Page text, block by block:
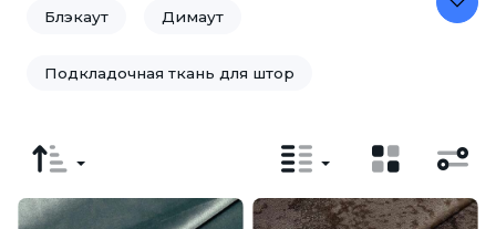
Блэкаут Димаут
Подкладочная ткань для штор